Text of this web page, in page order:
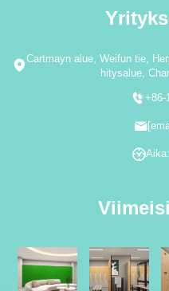
Cartmayn alue, Weifun tie,
hitysalue,
+86-